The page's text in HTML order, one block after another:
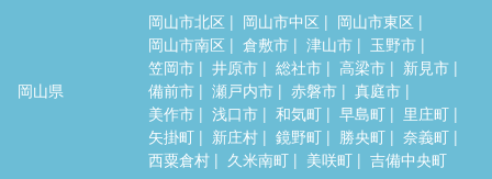
岡山県
岡山市北区 岡山市中区
岡山市東区
岡山市南区
倉敷市 津山市
玉野市
笠岡市
井原市 総社市 高梁市
新見市
備前市
瀬戸内市 赤磐市
真庭市
美作市
浅口市 和気町 早島町
里庄町
矢掛町
新庄村 鏡野町 勝央町
奈義町
西粟倉村
久米南町 美咲町 吉備中央町